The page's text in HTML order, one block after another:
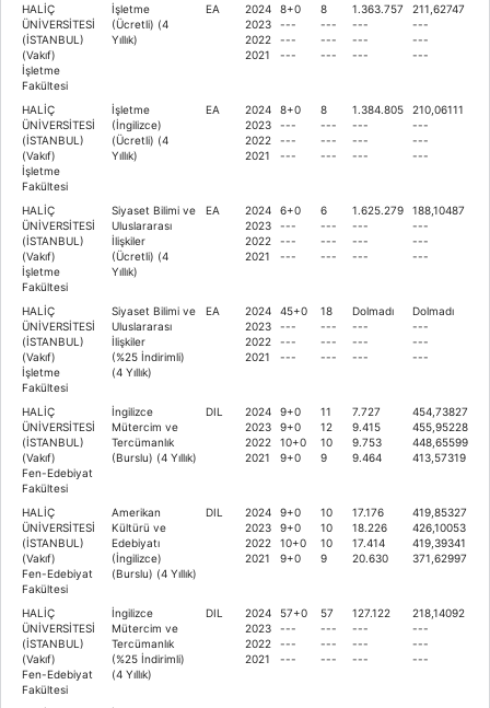
HALİÇ
ÜNİVERSİTESİ
(İSTANBUL)
(Vakıf)
İşletme
Fakültesi
İşletme
(Ücretli) (4
Yıllık)
EA
2024
2023
2022
2021
8+0
---
---
---
8
---
---
---
1.363.757
---
---
---
211,62747
---
---
---
HALİÇ
ÜNİVERSİTESİ
(İSTANBUL)
(Vakıf)
İşletme
Fakültesi
İşletme
(İngilizce)
(Ücretli) (4
Yıllık)
EA
2024
2023
2022
2021
8+0
---
---
---
8
---
---
---
1.384.805
---
---
---
210,06111
---
---
---
HALİÇ
ÜNİVERSİTESİ
(İSTANBUL)
(Vakıf)
İşletme
Fakültesi
Siyaset Bilimi ve
Uluslararası
İlişkiler
(Ücretli) (4
Yıllık)
EA
2024
2023
2022
2021
6+0
---
---
---
6
---
---
---
1.625.279
---
---
---
188,10487
---
---
---
HALİÇ
ÜNİVERSİTESİ
(İSTANBUL)
(Vakıf)
İşletme
Fakültesi
Siyaset Bilimi ve
Uluslararası
İlişkiler
(%25 İndirimli)
(4 Yıllık)
EA
2024
2023
2022
2021
45+0
---
---
---
18
---
---
---
Dolmadı
---
---
---
Dolmadı
---
---
---
HALİÇ
ÜNİVERSİTESİ
(İSTANBUL)
(Vakıf)
Fen-Edebiyat
Fakültesi
İngilizce
Mütercim ve
Tercümanlık
(Burslu) (4 Yıllık)
DIL
2024
2023
2022
2021
9+0
9+0
10+0
9+0
11
12
10
9
7.727
9.415
9.753
9.464
454,73827
455,95228
448,65599
413,57319
HALİÇ
ÜNİVERSİTESİ
(İSTANBUL)
(Vakıf)
Fen-Edebiyat
Fakültesi
Amerikan
Kültürü ve
Edebiyatı
(İngilizce)
(Burslu) (4 Yıllık)
DIL
2024
2023
2022
2021
9+0
9+0
10+0
9+0
10
10
10
9
17.176
18.226
17.414
20.630
419,85327
426,10053
419,39341
371,62997
HALİÇ
ÜNİVERSİTESİ
(İSTANBUL)
(Vakıf)
Fen-Edebiyat
Fakültesi
İngilizce
Mütercim ve
Tercümanlık
(%25 İndirimli)
(4 Yıllık)
DIL
2024
2023
2022
2021
57+0
---
---
---
57
---
---
---
127.122
---
---
---
218,14092
---
---
---